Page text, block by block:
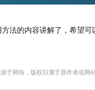
法的内容讲解了，希望
于网络，版权归属于原作者或